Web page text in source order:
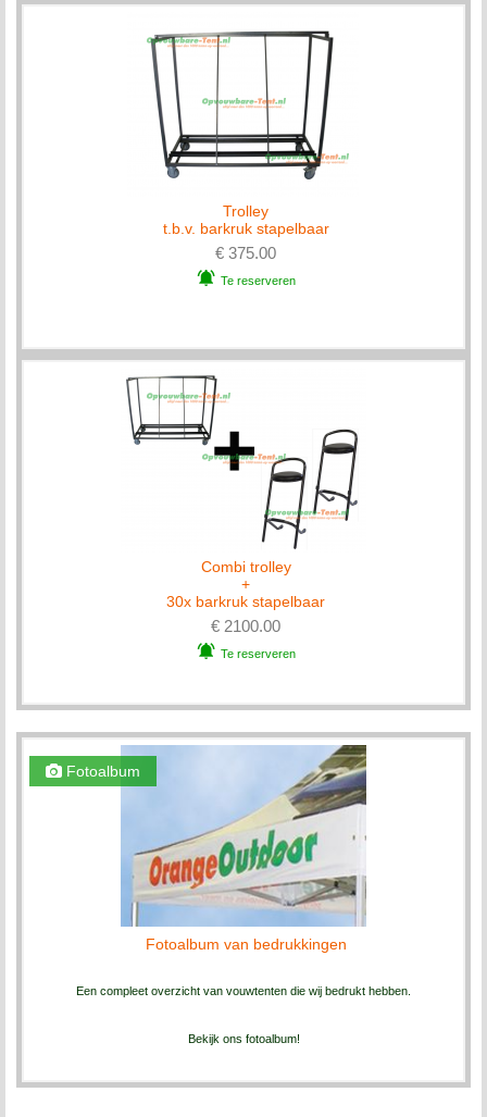
Trolley
t.b.v. barkruk stapelbaar
€ 375.00
Te reserveren
Combi trolley
+
30x barkruk stapelbaar
€ 2100.00
Te reserveren
Fotoalbum
Fotoalbum van bedrukkingen
Een compleet overzicht van vouwtenten die wij bedrukt hebben.
Bekijk ons fotoalbum!